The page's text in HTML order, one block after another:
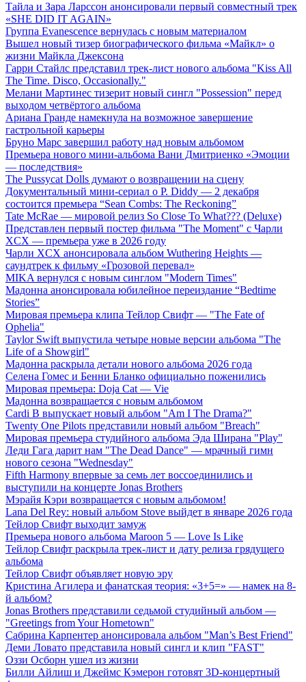
Тайла и Зара Ларссон анонсировали первый совместный трек
«SHE DID IT AGAIN»
Группа Evanescence вернулась с новым материалом
Вышел новый тизер биографического фильма «Майкл» о
жизни Майкла Джексона
Гарри Стайлс представил трек-лист нового альбома "Kiss All
The Time. Disco, Occasionally."
Мелани Мартинес тизерит новый сингл "Possession" перед
выходом четвёртого альбома
Ариана Гранде намекнула на возможное завершение
гастрольной карьеры
Бруно Марс завершил работу над новым альбомом
Премьера нового мини-альбома Вани Дмитриенко «Эмоции
— последствия»
The Pussycat Dolls думают о возвращении на сцену
Документальный мини-сериал о P. Diddy — 2 декабря
состоится премьера “Sean Combs: The Reckoning”
Tate McRae — мировой релиз So Close To What??? (Deluxe)
Представлен первый постер фильма "The Moment" с Чарли
XCX — премьера уже в 2026 году
Чарли XCX анонсировала альбом Wuthering Heights —
саундтрек к фильму «Грозовой перевал»
MIKA вернулся с новым синглом "Modern Times"
Мадонна анонсировала юбилейное переиздание “Bedtime
Stories”
Мировая премьера клипа Тейлор Свифт — "The Fate of
Ophelia"
Taylor Swift выпустила четыре новые версии альбома "The
Life of a Showgirl"
Мадонна раскрыла детали нового альбома 2026 года
Селена Гомес и Бенни Бланко официально поженились
Мировая премьера: Doja Cat — Vie
Мадонна возвращается с новым альбомом
Cardi B выпускает новый альбом "Am I The Drama?"
Twenty One Pilots представили новый альбом "Breach"
Мировая премьера студийного альбома Эда Ширана "Play"
Леди Гага дарит нам "The Dead Dance" — мрачный гимн
нового сезона "Wednesday"
Fifth Harmony впервые за семь лет воссоединились и
выступили на концерте Jonas Brothers
Мэрайя Кэри возвращается с новым альбомом!
Lana Del Rey: новый альбом Stove выйдет в январе 2026 года
Тейлор Свифт выходит замуж
Премьера нового альбома Maroon 5 — Love Is Like
Тейлор Свифт раскрыла трек-лист и дату релиза грядущего
альбома
Тейлор Свифт объявляет новую эру
Кристина Агилера и фанатская теория: «3+5=» — намек на 8-
й альбом?
Jonas Brothers представили седьмой студийный альбом —
"Greetings from Your Hometown"
Сабрина Карпентер анонсировала альбом "Man’s Best Friend"
Деми Ловато представила новый сингл и клип "FAST"
Оззи Осборн ушел из жизни
Билли Айлиш и Джеймс Кэмерон готовят 3D-концертный